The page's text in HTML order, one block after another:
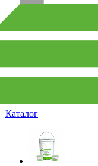
Каталог